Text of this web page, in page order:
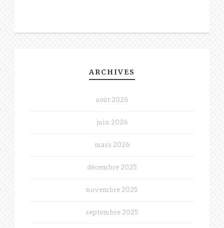
ARCHIVES
août 2026
juin 2026
mars 2026
décembre 2025
novembre 2025
septembre 2025